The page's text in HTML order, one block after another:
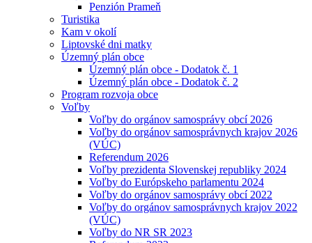
Penzión Prameň
Turistika
Kam v okolí
Liptovské dni matky
Územný plán obce
Územný plán obce - Dodatok č. 1
Územný plán obce - Dodatok č. 2
Program rozvoja obce
Voľby
Voľby do orgánov samosprávy obcí 2026
Voľby do orgánov samosprávnych krajov 2026
(VÚC)
Referendum 2026
Voľby prezidenta Slovenskej republiky 2024
Voľby do Európskeho parlamentu 2024
Voľby do orgánov samosprávy obcí 2022
Voľby do orgánov samosprávnych krajov 2022
(VÚC)
Voľby do NR SR 2023